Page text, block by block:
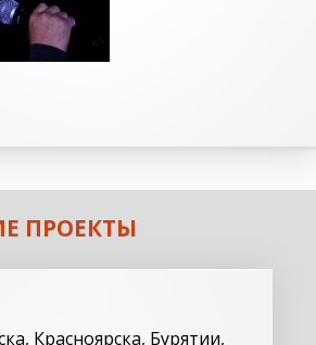
ПРОЕКТЫ
Красноярска, Бурятии,